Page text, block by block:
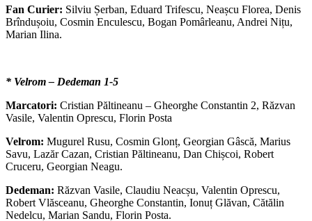
Fan Curier: Silviu Șerban, Eduard Trifescu, Neașcu Florea, Denis
Brîndușoiu, Cosmin Enculescu, Bogan Pomârleanu, Andrei Nițu,
Marian Ilina.
* Velrom – Dedeman 1-5
Marcatori: Cristian Păltineanu – Gheorghe Constantin 2, Răzvan
Vasile, Valentin Oprescu, Florin Posta
Velrom: Mugurel Rusu, Cosmin Glonț, Georgian Gâscă, Marius
Savu, Lazăr Cazan, Cristian Păltineanu, Dan Chișcoi, Robert
Cruceru, Georgian Neagu.
Dedeman: Răzvan Vasile, Claudiu Neacșu, Valentin Oprescu,
Robert Vlăsceanu, Gheorghe Constantin, Ionuț Glăvan, Cătălin
Nedelcu, Marian Sandu, Florin Posta.